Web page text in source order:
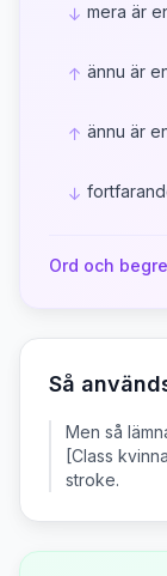
↓ mera är
↑ ännu är
↑ ännu är
↓
Ord och
Så
Men så
[Class
stroke.